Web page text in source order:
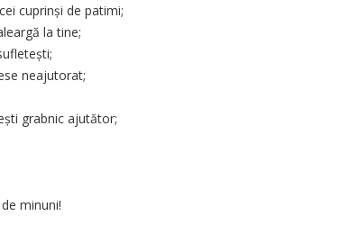
cuprinși de patimi;
la tine;
neajutorat;
grabnic ajutător;
minuni!